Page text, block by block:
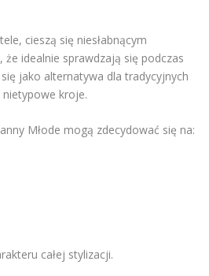
cieszą się niesłabnącym
idealnie sprawdzają się podczas
jako alternatywa dla tradycyjnych
kroje.
Młode mogą zdecydować się na:
całej stylizacji.